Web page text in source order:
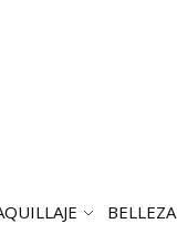
ABRIR
BELLEZA